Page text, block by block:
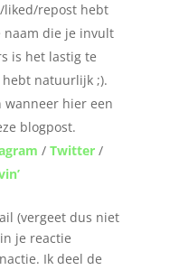
repost hebt
naam die je invult
is het lastig te
natuurlijk ;).
wanneer hier een
blogpost.
/ Twitter/
(vergeet dus niet
je reactie
Ik deel de